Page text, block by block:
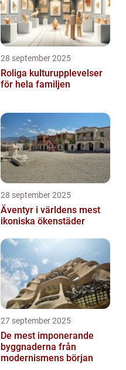
28 september 2025
Roliga kulturupplevelser
för hela familjen
28 september 2025
Äventyr i världens mest
ikoniska ökenstäder
27 september 2025
De mest imponerande
byggnaderna från
modernismens början